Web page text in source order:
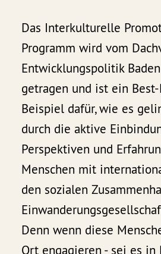
Das Interkulturelle
Programm wird vom
Entwicklungspolitik
getragen und ist ein
Beispiel dafür, wie es
durch die aktive
Perspektiven und
Menschen mit
den sozialen
Denn wenn diese
Ort engagieren - sei es